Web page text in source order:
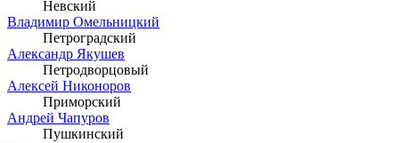
Невский
Владимир Омельницкий
Петроградский
Александр Якушев
Петродворцовый
Алексей Никоноров
Приморский
Андрей Чапуров
Пушкинский